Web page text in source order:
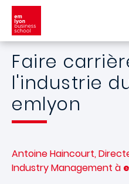
Aller au contenu principal
Faire
l'industrie
emlyon
Antoine Haincourt,
Industry Management à